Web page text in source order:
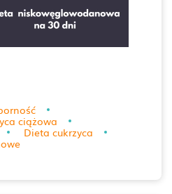
ciążowa
Dieta cukrzyca